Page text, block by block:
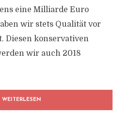
eine Milliarde Euro
wir stets Qualität vor
Diesen konservativen
wir auch 2018
WEITERLESEN